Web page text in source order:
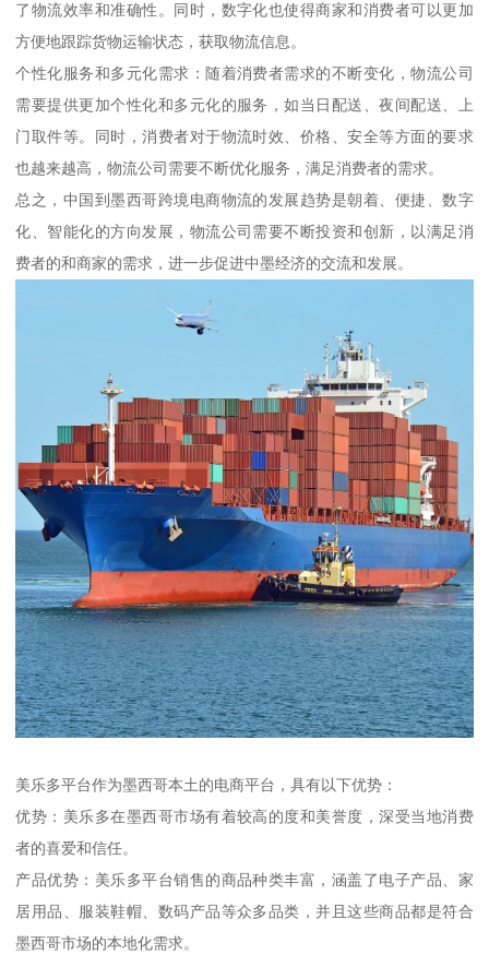
了物流效率和准确性。同时，数字化也使得商家和消费者可以更加
方便地跟踪货物运输状态，获取物流信息。
个性化服务和多元化需求：随着消费者需求的不断变化，物流公司
需要提供更加个性化和多元化的服务，如当日配送、夜间配送、上
门取件等。同时，消费者对于物流时效、价格、安全等方面的要求
也越来越高，物流公司需要不断优化服务，满足消费者的需求。
总之，中国到墨西哥跨境电商物流的发展趋势是朝着、便捷、数字
化、智能化的方向发展，物流公司需要不断投资和创新，以满足消
费者的和商家的需求，进一步促进中墨经济的交流和发展。
美乐多平台作为墨西哥本土的电商平台，具有以下优势：
优势：美乐多在墨西哥市场有着较高的度和美誉度，深受当地消费
者的喜爱和信任。
产品优势：美乐多平台销售的商品种类丰富，涵盖了电子产品、家
居用品、服装鞋帽、数码产品等众多品类，并且这些商品都是符合
墨西哥市场的本地化需求。